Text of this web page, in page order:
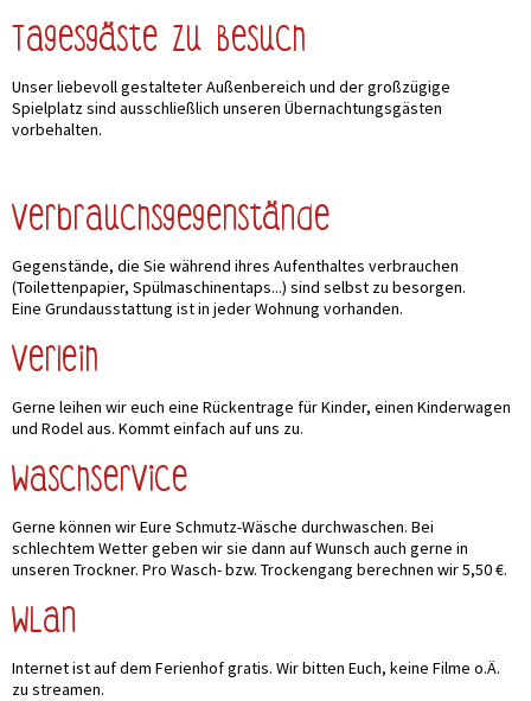
Tagesgäste zu Besuch
Unser liebevoll gestalteter Außenbereich und der großzügige
Spielplatz sind ausschließlich unseren Übernachtungsgästen
vorbehalten.
Verbrauchsgegenstände
Gegenstände, die Sie während ihres Aufenthaltes verbrauchen
(Toilettenpapier, Spülmaschinentaps...) sind selbst zu besorgen.
Eine Grundausstattung ist in jeder Wohnung vorhanden.
Verleih
Gerne leihen wir euch eine Rückentrage für Kinder, einen Kinderwagen
und Rodel aus. Kommt einfach auf uns zu.
Waschservice
Gerne können wir Eure Schmutz-Wäsche durchwaschen. Bei
schlechtem Wetter geben wir sie dann auf Wunsch auch gerne in
unseren Trockner. Pro Wasch- bzw. Trockengang berechnen wir 5,50 €.
WLAN
Internet ist auf dem Ferienhof gratis. Wir bitten Euch, keine Filme o.Ä.
zu streamen.